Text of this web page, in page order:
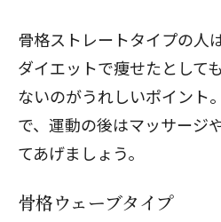
骨格ストレートタイプの人
ダイエットで痩せたとして
ないのがうれしいポイント
で、運動の後はマッサージ
てあげましょう。
骨格ウェーブタイプ
閉じる